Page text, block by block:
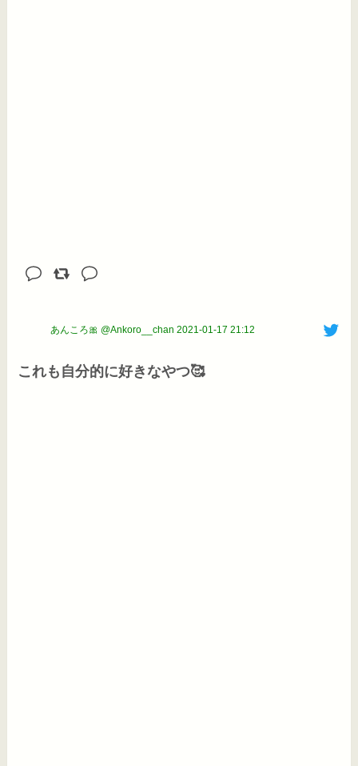
あんころ🎀 @Ankoro__chan 2021-01-17 21:12
これも自分的に好きなやつ🥰